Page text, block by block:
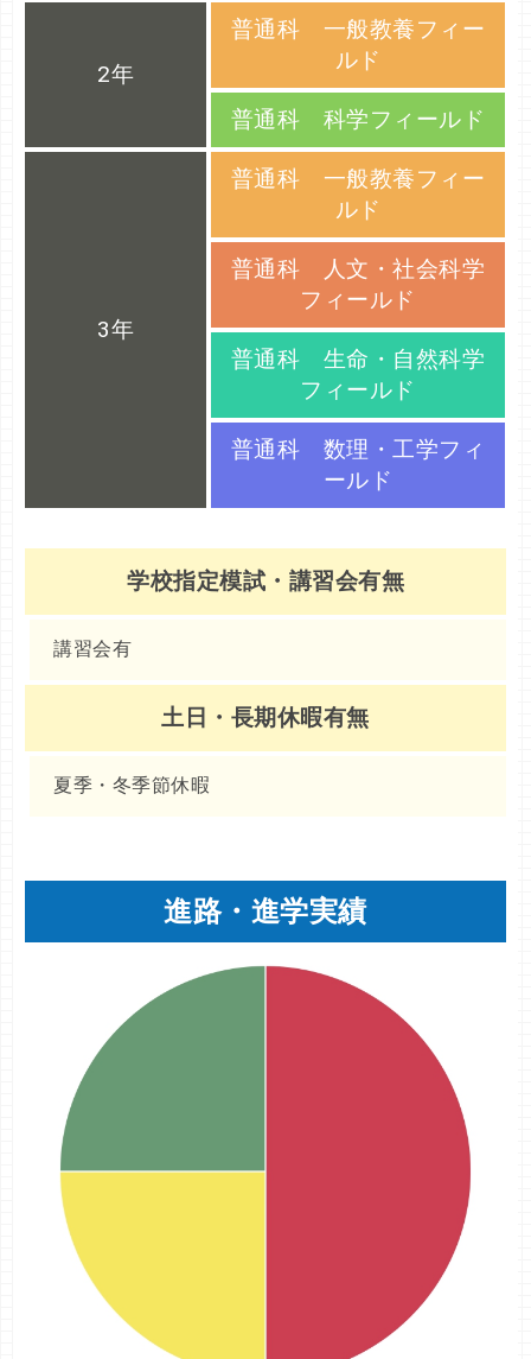
2年
普通科 一般教養フィー
ルド
普通科 科学フィールド
3年
普通科 一般教養フィー
ルド
普通科 人文・社会科学
フィールド
普通科 生命・自然科学
フィールド
普通科 数理・工学フィ
ールド
学校指定模試・講習会有無
講習会有
土日・長期休暇有無
夏季・冬季節休暇
進路・進学実績